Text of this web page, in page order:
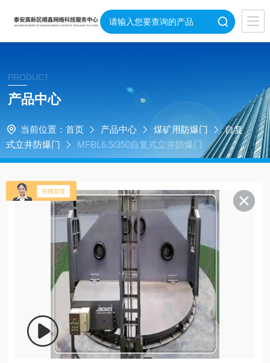
PRODUCT
产品中心
当前位置： 首页 产品中心 煤矿用防爆门
自复
式立井防爆门
MFBL6.5/350自复式立井防爆门